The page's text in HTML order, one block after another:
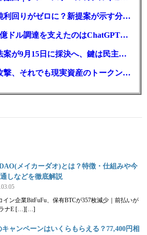
内で購入可能な通貨でNFTを取
元であるCoincheck（コインチェック）が取
ますが、決済に使えるのはイーサリアムを
だけ。
（コインチェック）で仮想通貨を運用して
ている通貨をそのままNFT取引に転用でき
からずにスムーズなNFT取引を実現できま
イーサリアムの純利回りがゼロに？新提案が示す分岐点とは
セイラー氏、150億ドル調達を支えたのはChatGPT｜新型優先株
米重要仮想通貨法案が9月15日に採決へ、鍵は民主党7人の賛成票
四半期で99件の攻撃、それでも現実資産のトークン化は最高値
メイカーダオ)とは？特徴・仕組みや今
しなどを徹底解説
イン企業BitFuFu、保有BTCが357枚減少｜前払いが
ナE […][…]
ャンペーンはいくらもらえる？77,400円相